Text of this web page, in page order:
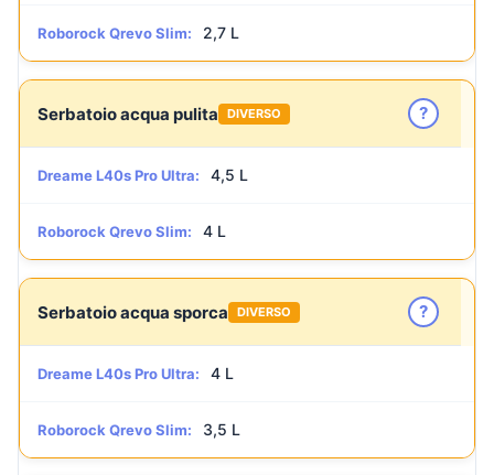
Roborock Qrevo Slim: 2,7 L
Serbatoio acqua pulita DIVERSO ?
Dreame L40s Pro Ultra: 4,5 L
Roborock Qrevo Slim: 4 L
Serbatoio acqua sporca DIVERSO ?
Dreame L40s Pro Ultra: 4 L
Roborock Qrevo Slim: 3,5 L